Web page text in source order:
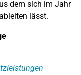
dem sich im Jahr
ableiten lässt.